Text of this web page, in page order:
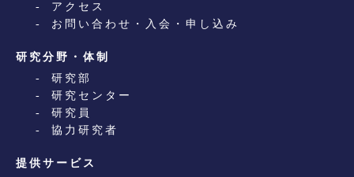
アクセス
お問い合わせ・入会・申し込み
研究分野・体制
研究部
研究センター
研究員
協力研究者
提供サービス